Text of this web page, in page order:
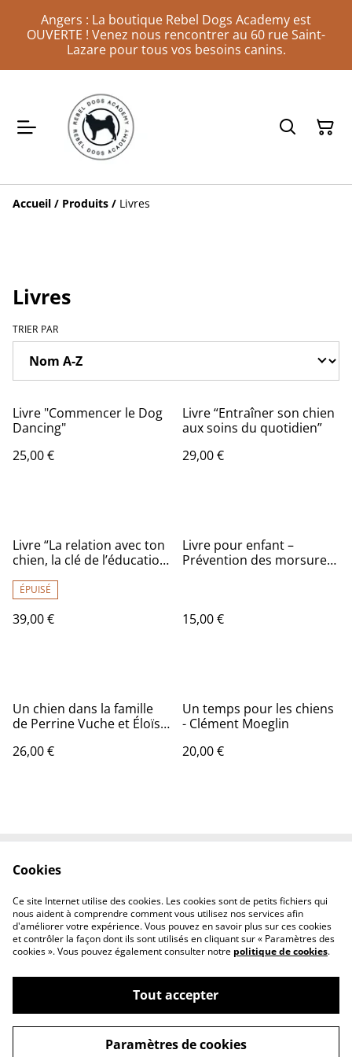
Angers : La boutique Rebel Dogs Academy est
OUVERTE ! Venez nous rencontrer au 60 rue Saint-
Lazare pour tous vos besoins canins.
Accueil / Produits / Livres
Livres
TRIER PAR
Livre "Commencer le Dog
Dancing"
25,00 €
Livre “Entraîner son chien
aux soins du quotidien”
29,00 €
Livre “La relation avec ton
chien, la clé de l’éducation
ÉPUISÉ
39,00 €
Livre pour enfant –
Prévention des morsures
15,00 €
Un chien dans la famille
de Perrine Vuche et Éloïse
26,00 €
Un temps pour les chiens
- Clément Moeglin
20,00 €
Politique de
confidentialité
Politique de cookies
©2026Boutique Rebel Dogs Academy
Cookies
Ce site Internet utilise des cookies. Les cookies sont de petits fichiers qui
nous aident à comprendre comment vous utilisez nos services afin
d'améliorer votre expérience. Vous pouvez en savoir plus sur ces cookies
et contrôler la façon dont ils sont utilisés en cliquant sur « Paramètres des
cookies ». Vous pouvez également consulter notre politique de cookies.
Tout accepter
Paramètres de cookies